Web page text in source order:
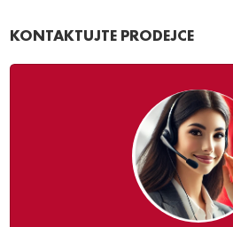
KONTAKTUJTE PRODEJCE